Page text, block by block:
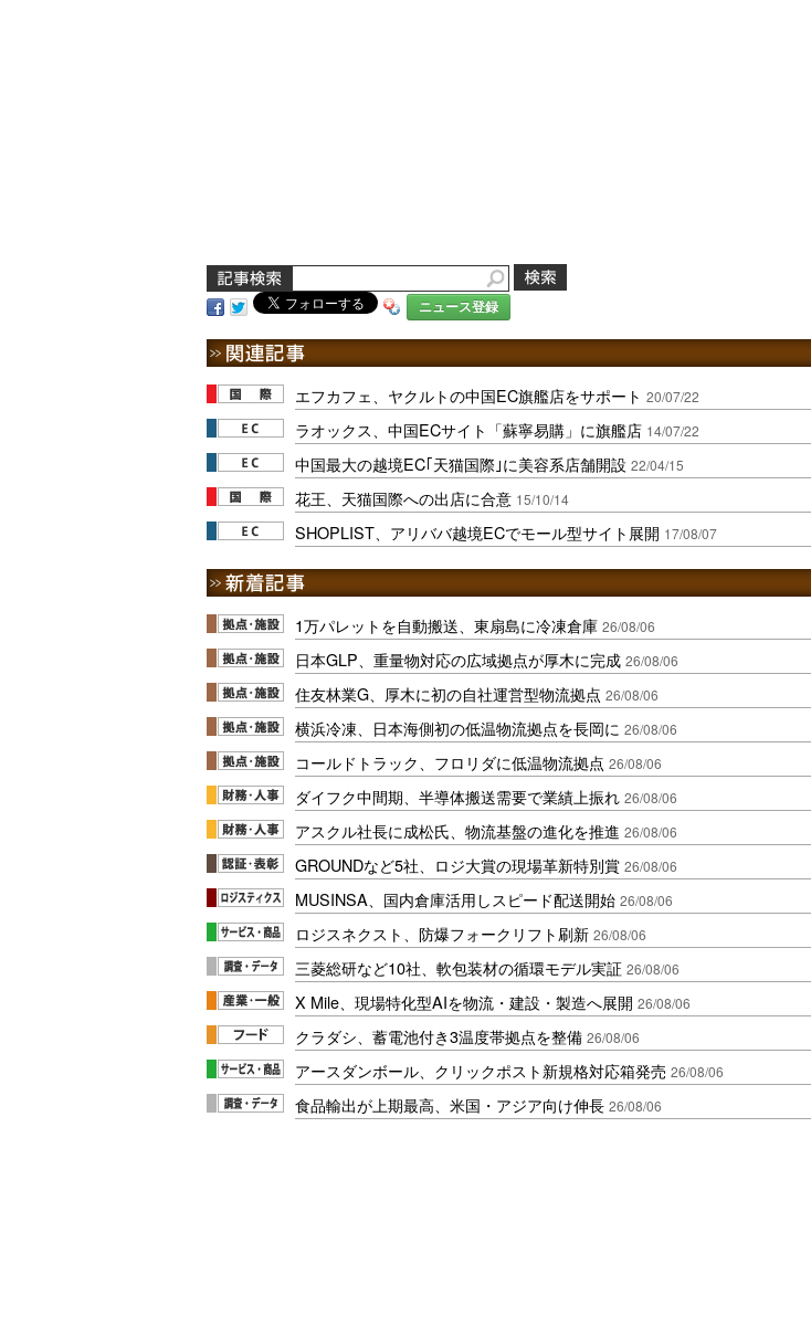
ニュース登録
エフカフェ、ヤクルトの中国EC旗艦店をサポート 20/07/22
ラオックス、中国ECサイト「蘇寧易購」に旗艦店 14/07/22
中国最大の越境EC｢天猫国際｣に美容系店舗開設 22/04/15
花王、天猫国際への出店に合意 15/10/14
SHOPLIST、アリババ越境ECでモール型サイト展開 17/08/07
1万パレットを自動搬送、東扇島に冷凍倉庫 26/08/06
日本GLP、重量物対応の広域拠点が厚木に完成 26/08/06
住友林業G、厚木に初の自社運営型物流拠点 26/08/06
横浜冷凍、日本海側初の低温物流拠点を長岡に 26/08/06
コールドトラック、フロリダに低温物流拠点 26/08/06
ダイフク中間期、半導体搬送需要で業績上振れ 26/08/06
アスクル社長に成松氏、物流基盤の進化を推進 26/08/06
GROUNDなど5社、ロジ大賞の現場革新特別賞 26/08/06
MUSINSA、国内倉庫活用しスピード配送開始 26/08/06
ロジスネクスト、防爆フォークリフト刷新 26/08/06
三菱総研など10社、軟包装材の循環モデル実証 26/08/06
X Mile、現場特化型AIを物流・建設・製造へ展開 26/08/06
クラダシ、蓄電池付き3温度帯拠点を整備 26/08/06
アースダンボール、クリックポスト新規格対応箱発売 26/08/06
食品輸出が上期最高、米国・アジア向け伸長 26/08/06